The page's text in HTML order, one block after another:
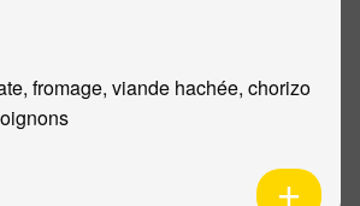
fromage, viande hachée, chorizo